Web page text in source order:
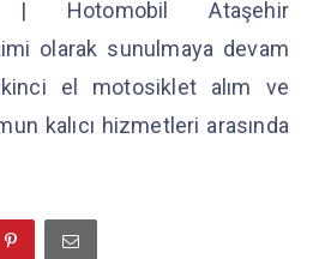
| Hotomobil Ataşehir
olarak sunulmaya devam
el motosiklet alım ve
kalıcı hizmetleri arasında